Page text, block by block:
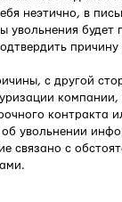
неэтично, в
увольнения будет
причину
с другой
контракта
увольнении
связано с